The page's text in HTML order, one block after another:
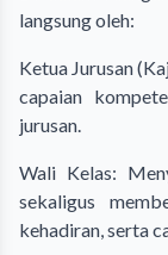
langsung oleh:
​Ketua Jurusan
capaian
jurusan.
​Wali Kelas:
sekaligus
kehadiran, serta